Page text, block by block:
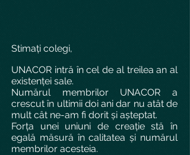
Stimați colegi,
UNACOR intră în cel de al treilea an al
existenței sale.
Numărul membrilor UNACOR a
crescut în ultimii doi ani dar nu atât de
mult cât ne-am fi dorit și așteptat.
Forța unei uniuni de creație stă în
egală măsură în calitatea și numărul
membrilor acesteia.